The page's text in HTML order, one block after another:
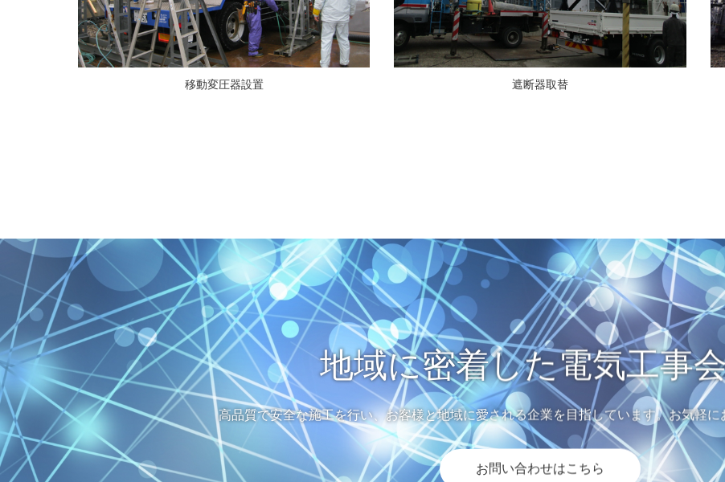
移動変圧器設置 遮断器取替
地域に密着した電気工事
高品質で安全な施工を行い、お客様と地域に愛される企業を目指しています。お気軽
お問い合わせはこちら